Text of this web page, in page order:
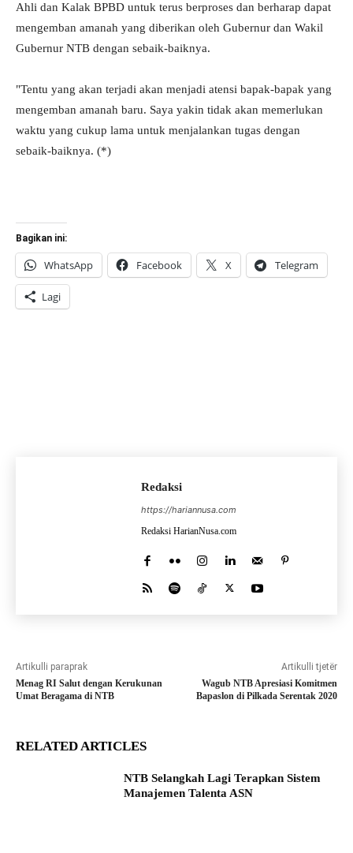
Ahli dan Kalak BPBD untuk terus berproses dan berharap dapat
mengemban amanah yang diberikan oleh Gubernur dan Wakil
Gubernur NTB dengan sebaik-baiknya.
"Tentu yang akan terjadi akan menjadi atensi bapak-bapak yang
mengemban amanah baru. Saya yakin tidak akan memerlukan
waktu yang cukup lama untuk menjalankan tugas dengan
sebaik-baiknya. (*)
Bagikan ini:
WhatsApp Facebook X Telegram
Lagi
Redaksi
https://hariannusa.com
Redaksi HarianNusa.com
Artikulli paraprak
Menag RI Salut dengan Kerukunan
Umat Beragama di NTB
Artikulli tjetër
Wagub NTB Apresiasi Komitmen
Bapaslon di Pilkada Serentak 2020
RELATED ARTICLES
NTB Selangkah Lagi Terapkan Sistem
Manajemen Talenta ASN